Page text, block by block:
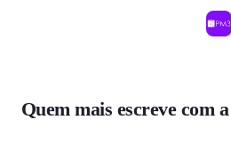
Quem mais escreve com